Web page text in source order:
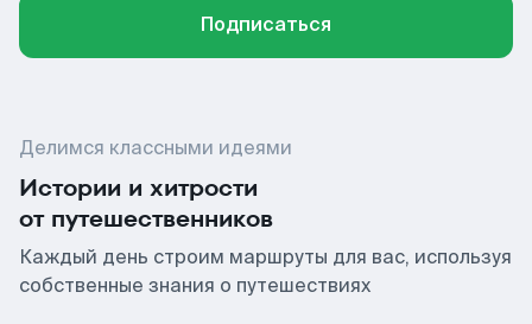
Подписаться
Делимся классными идеями
Истории и хитрости
от путешественников
Каждый день строим маршруты для вас, используя
собственные знания о путешествиях